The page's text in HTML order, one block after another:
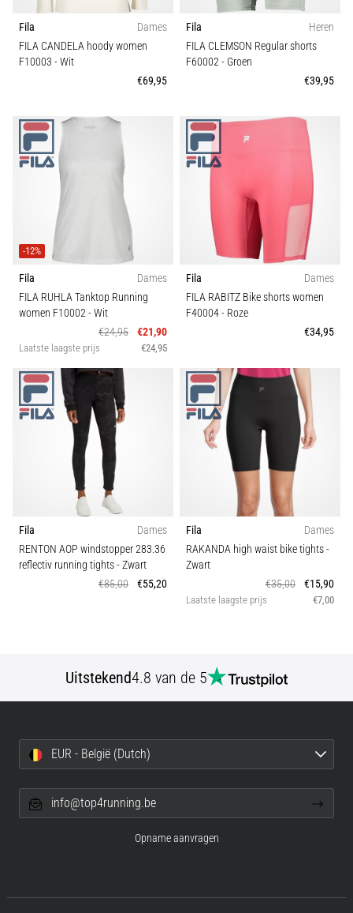
Fila
Dames
FILA CANDELA hoody women
F10003 - Wit
€69,95
Fila
Heren
FILA CLEMSON Regular shorts
F60002- Groen
€39,95
-12%
Fila
Dames
FILA RUHLA Tanktop Running
women F10002- Wit
€24,95
€21,90
Laatste laagste prijs €24,95
Fila
Dames
FILA RABITZ Bike shorts women
F40004- Roze
€34,95
Fila
Dames
RENTON AOP windstopper 283.36
reflectiv running tights- Zwart
€85,00
€55,20
Fila
Dames
RAKANDA high waist bike tights-
Zwart
€35,00
€15,90
Laatste laagste prijs €7,00
Uitstekend4.8 van de 5
EUR - België (Dutch)
info@top4running.be
Opname aanvragen